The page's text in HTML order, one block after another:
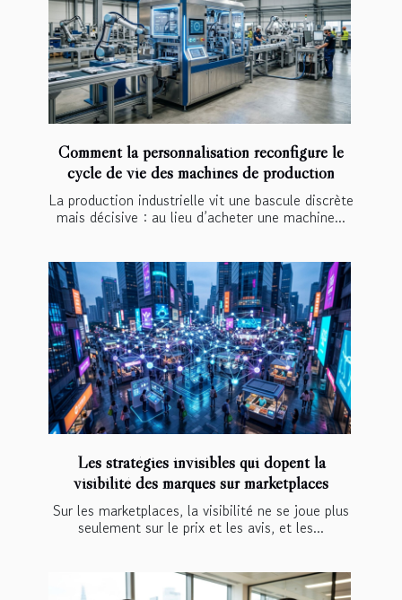
Comment la personnalisation reconfigure le
cycle de vie des machines de production
La production industrielle vit une bascule discrète
mais décisive : au lieu d’acheter une machine...
Les stratégies invisibles qui dopent la
visibilité des marques sur marketplaces
Sur les marketplaces, la visibilité ne se joue plus
seulement sur le prix et les avis, et les...